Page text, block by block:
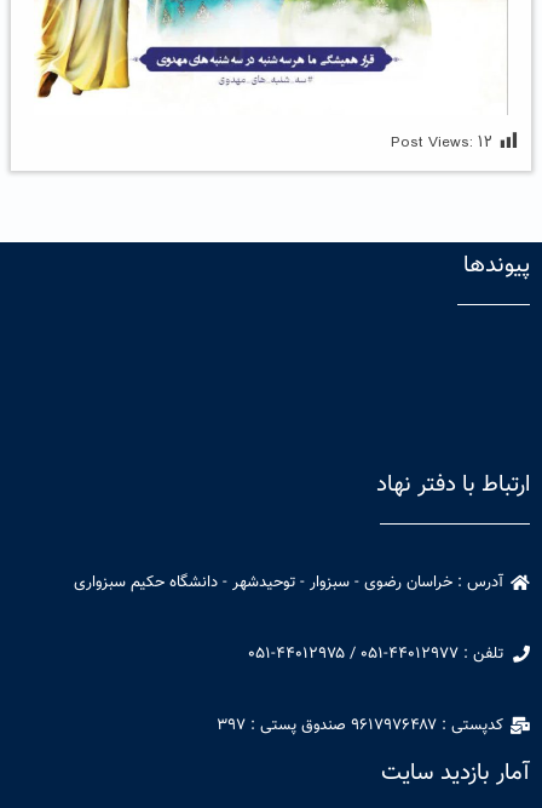
Post Views: ۱۲
پیوندها
ارتباط با دفتر نهاد
آدرس : خراسان رضوی - سبزوار - توحیدشهر - دانشگاه حکیم سبزواری​
تلفن : ۴۴۰۱۲۹۷۷-۰۵۱ / ۴۴۰۱۲۹۷۵-۰۵۱​​
کدپستی : ۹۶۱۷۹۷۶۴۸۷ صندوق پستی : ۳۹۷
آمار بازدید سایت